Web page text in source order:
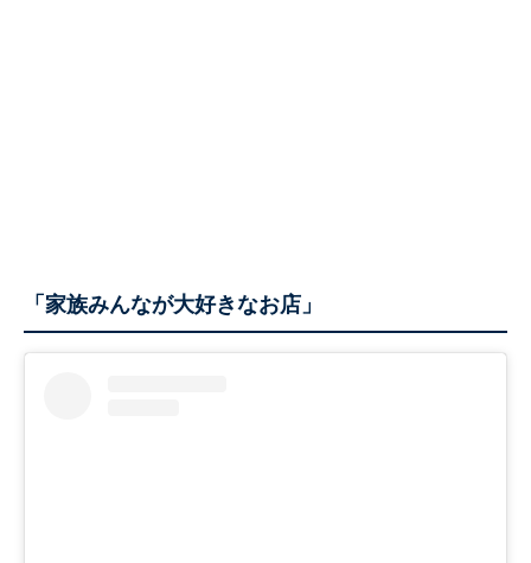
「家族みんなが大好きなお店」